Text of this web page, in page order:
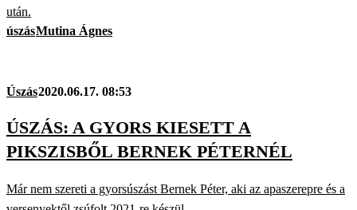
után.
úszásMutina Ágnes
Úszás2020.06.17. 08:53
ÚSZÁS: A GYORS KIESETT A
PIKSZISBŐL BERNEK PÉTERNÉL
Már nem szereti a gyorsúszást Bernek Péter, aki az apaszerepre és a